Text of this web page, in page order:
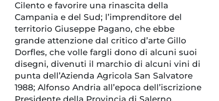
Cilento e favorire una rinascita della
Campania e del Sud; l’imprenditore del
territorio Giuseppe Pagano, che ebbe
grande attenzione dal critico d’arte Gillo
Dorfles, che volle fargli dono di alcuni suoi
disegni, divenuti il marchio di alcuni vini di
punta dell’Azienda Agricola San Salvatore
1988; Alfonso Andria all’epoca dell’iscrizione